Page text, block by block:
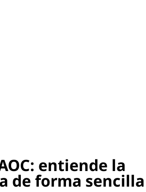
entiende la
de forma sencilla